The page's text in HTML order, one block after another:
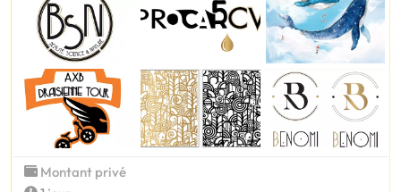
Montant privé